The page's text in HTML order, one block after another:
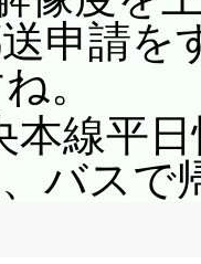
申請
。
本線平
バスで